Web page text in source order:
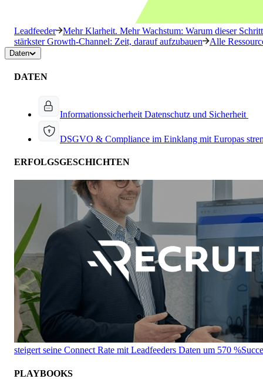
Leadfeeder
Mehr Klarheit. Mehr Wachstum: Warum dieser
stärkster Growth-Channel: Zeit, darauf aufzubauen
Alle
Daten
DATEN
Informationssicherheit Datenschutz und Sicherheit
DSGVO & Compliance im Einklang mit Europas
ERFOLGSGESCHICHTEN
steigert seine Connect Rate mit Leadfeeders Daten um 570 %
PLAYBOOKS